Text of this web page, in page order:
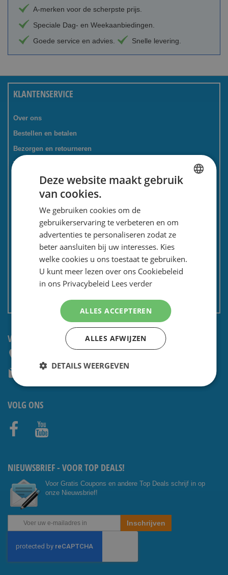
A-merken voor de scherpste prijs.
Speciale Dag- en Weekaanbiedingen.
Goede service en advies.
Snelle levering.
KLANTENSERVICE
Over ons
Bestellen en betalen
Bezorgen en retourneren
Tevredenheidsgarantie
Kadoservice
Bedrijven / zakelijk
Meest gestelde vragen
Contactformulier
Nieuwsbrief
Privacy en security
Algemene voorwaarden
Non EU: Belasting / douane
VRAGEN? NEEM CONTACT OP:
service@shavesavings.com
VOLG ONS
NIEUWSBRIEF - VOOR TOP DEALS!
Voor Gratis Coupons en andere Top Deals schrijf in op
onze Nieuwsbrief!
Abonneer
onze
Inschrijven
Deze website maakt gebruik
van cookies.
We gebruiken cookies om de
gebruikerservaring te verbeteren en om
advertenties te personaliseren zodat ze
beter aansluiten bij uw interesses. Kies
welke cookies u ons toestaat te gebruiken.
U kunt meer lezen over ons Cookiebeleid
in ons Privacybeleid Lees verder
ALLES ACCEPTEREN
ALLES AFWIJZEN
DETAILS WEERGEVEN